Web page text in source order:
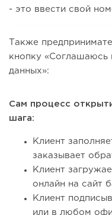
- это ввести свой
Также
кнопку «Соглашаюсь
данных»:
Сам процесс
шага:
Клиент
заказывает
Клиент
онлайн на сайт
Клиент
или в любом